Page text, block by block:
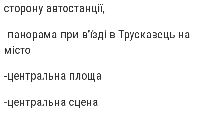
сторону автостанції,
-панорама при в’їзді в Трускавець на
місто
-центральна площа
-центральна сцена